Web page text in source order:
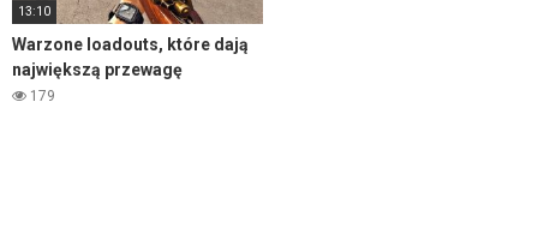
13:10
Warzone loadouts, które dają
największą przewagę
179